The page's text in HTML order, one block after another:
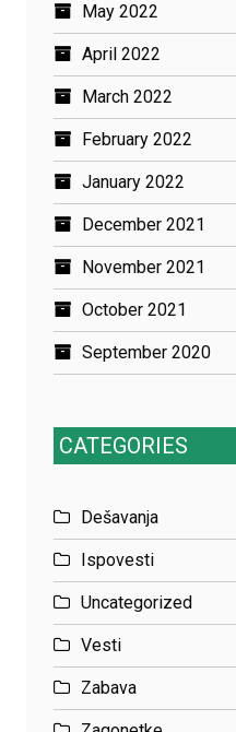
May 2022
April 2022
March 2022
February 2022
January 2022
December 2021
November 2021
October 2021
September 2020
CATEGORIES
Dešavanja
Ispovesti
Uncategorized
Vesti
Zabava